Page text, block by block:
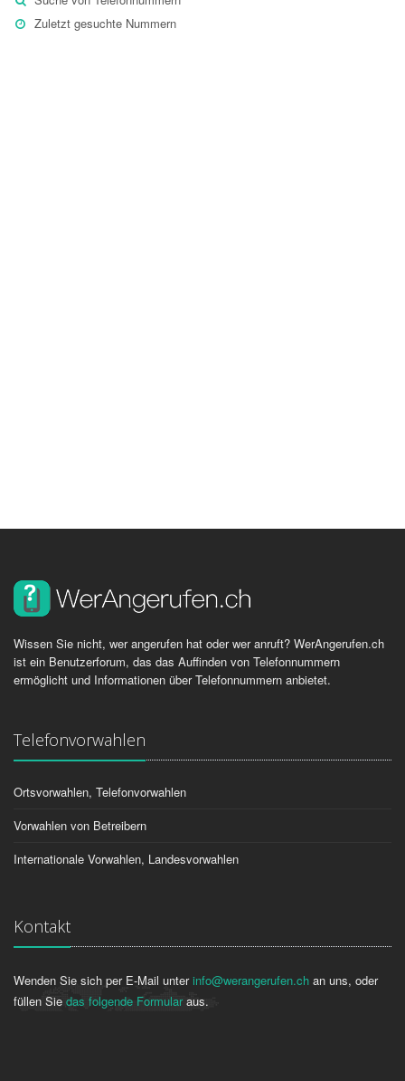
Zuletzt gesuchte Nummern
Wissen Sie nicht, wer angerufen hat oder wer anruft? WerAngerufen.ch
ist ein Benutzerforum, das das Auffinden von Telefonnummern
ermöglicht und Informationen über Telefonnummern anbietet.
Telefonvorwahlen
Ortsvorwahlen, Telefonvorwahlen
Vorwahlen von Betreibern
Internationale Vorwahlen, Landesvorwahlen
Kontakt
Wenden Sie sich per E-Mail unterinfo@werangerufen.ch an uns, oder
füllen Sie das folgende Formularaus.